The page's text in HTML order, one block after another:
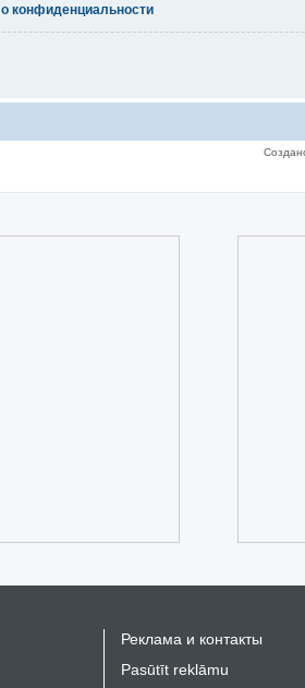
конфиденциальности
Реклама и контакты
Pasūtīt reklāmu